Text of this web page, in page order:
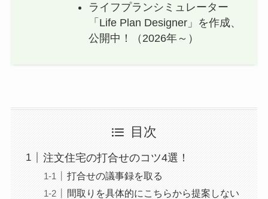
ライフプランシミュレーター
「Life Plan Designer」を作成、
公開中！（2026年～）
目次
注文住宅の打合せのコツ4選！
打合せの議事録を取る
間取りを具体的にこちらから提案しない